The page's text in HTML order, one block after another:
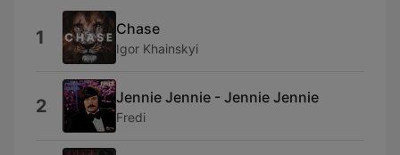
1 Chase
Igor Khainskyi
2 Jennie Jennie - Jennie Jennie
Fredi